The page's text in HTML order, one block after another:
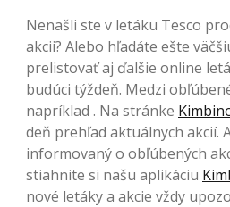
Nenašli ste v letáku Tesco
akcii? Alebo hľadáte ešte
prelistovať aj ďalšie online
budúci týždeň. Medzi
napríklad . Na stránke
deň prehľad aktuálnych akcií.
informovaný o obľúbených
stiahnite si našu aplikáciu
nové letáky a akcie vždy